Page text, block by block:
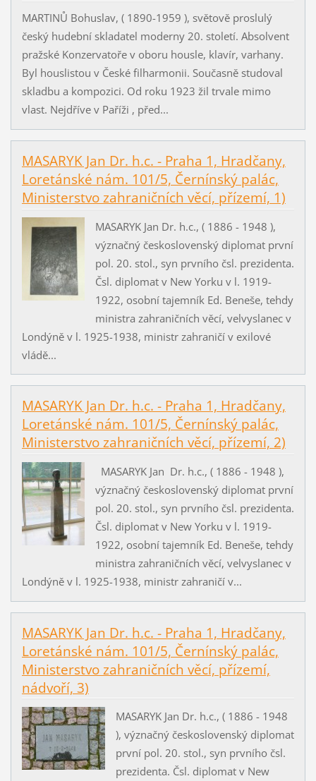
MARTINŮ Bohuslav, ( 1890-1959 ), světově proslulý
český hudební skladatel moderny 20. století. Absolvent
pražské Konzervatoře v oboru housle, klavír, varhany.
Byl houslistou v České filharmonii. Současně studoval
skladbu a kompozici. Od roku 1923 žil trvale mimo
vlast. Nejdříve v Paříži , před...
MASARYK Jan Dr. h.c. - Praha 1, Hradčany,
Loretánské nám. 101/5, Černínský palác,
Ministerstvo zahraničních věcí, přízemí, 1)
MASARYK Jan Dr. h.c., ( 1886 - 1948 ),
význačný československý diplomat první
pol. 20. stol., syn prvního čsl. prezidenta.
Čsl. diplomat v New Yorku v l. 1919-
1922, osobní tajemník Ed. Beneše, tehdy
ministra zahraničních věcí, velvyslanec v
Londýně v l. 1925-1938, ministr zahraničí v exilové
vládě...
MASARYK Jan Dr. h.c. - Praha 1, Hradčany,
Loretánské nám. 101/5, Černínský palác,
Ministerstvo zahraničních věcí, přízemí, 2)
MASARYK Jan Dr. h.c., ( 1886 - 1948 ),
význačný československý diplomat první
pol. 20. stol., syn prvního čsl. prezidenta.
Čsl. diplomat v New Yorku v l. 1919-
1922, osobní tajemník Ed. Beneše, tehdy
ministra zahraničních věcí, velvyslanec v
Londýně v l. 1925-1938, ministr zahraničí v...
MASARYK Jan Dr. h.c. - Praha 1, Hradčany,
Loretánské nám. 101/5, Černínský palác,
Ministerstvo zahraničních věcí, přízemí,
nádvoří, 3)
MASARYK Jan Dr. h.c., ( 1886 - 1948
), význačný československý diplomat
první pol. 20. stol., syn prvního čsl.
prezidenta. Čsl. diplomat v New